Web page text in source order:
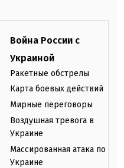
Война России с
Украиной
Ракетные обстрелы
Карта боевых действий
Мирные переговоры
Воздушная тревога в
Украине
Массированная атака по
Украине